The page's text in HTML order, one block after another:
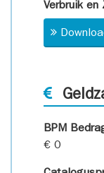
Verbruik en
BPM
€ 0